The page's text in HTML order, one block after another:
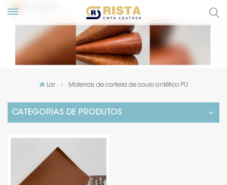
Lar Materiais de carteira de couro sintético PU
CATEGORIAS DE PRODUTOS